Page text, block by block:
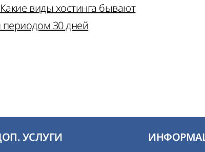
виды хостинга бывают
периодом 30 дней
УСЛУГИ